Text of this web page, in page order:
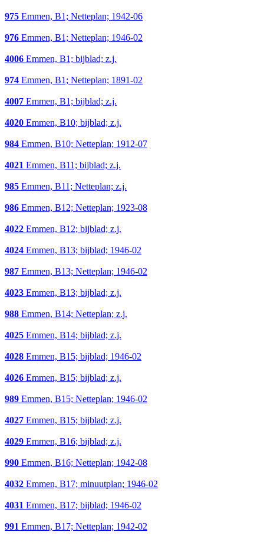
975 Emmen, B1; Netteplan; 1942-06
976 Emmen, B1; Netteplan; 1946-02
4006 Emmen, B1; bijblad; z.j.
974 Emmen, B1; Netteplan; 1891-02
4007 Emmen, B1; bijblad; z.j.
4020 Emmen, B10; bijblad; z.j.
984 Emmen, B10; Netteplan; 1912-07
4021 Emmen, B11; bijblad; z.j.
985 Emmen, B11; Netteplan; z.j.
986 Emmen, B12; Netteplan; 1923-08
4022 Emmen, B12; bijblad; z.j.
4024 Emmen, B13; bijblad; 1946-02
987 Emmen, B13; Netteplan; 1946-02
4023 Emmen, B13; bijblad; z.j.
988 Emmen, B14; Netteplan; z.j.
4025 Emmen, B14; bijblad; z.j.
4028 Emmen, B15; bijblad; 1946-02
4026 Emmen, B15; bijblad; z.j.
989 Emmen, B15; Netteplan; 1946-02
4027 Emmen, B15; bijblad; z.j.
4029 Emmen, B16; bijblad; z.j.
990 Emmen, B16; Netteplan; 1942-08
4032 Emmen, B17; minuutplan; 1946-02
4031 Emmen, B17; bijblad; 1946-02
991 Emmen, B17; Netteplan; 1942-02